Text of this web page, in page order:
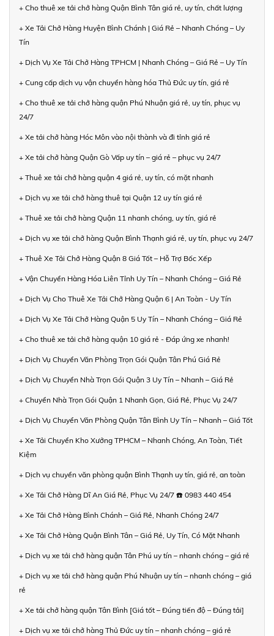
+ Cho thuê xe tải chở hàng Quận Bình Tân giá rẻ, uy tín, chất lượng
+ Xe Tải Chở Hàng Huyện Bình Chánh | Giá Rẻ – Nhanh Chóng – Uy
Tín
+ Dịch Vụ Xe Tải Chở Hàng TPHCM | Nhanh Chóng – Giá Rẻ – Uy Tín
+ Cung cấp dịch vụ vận chuyển hàng hóa Thủ Đức uy tín, giá rẻ
+ Cho thuê xe tải chở hàng quận Phú Nhuận giá rẻ, uy tín, phục vụ
24/7
+ Xe tải chở hàng Hóc Môn vào nội thành và đi tỉnh giá rẻ
+ Xe tải chở hàng Quận Gò Vấp uy tín – giá rẻ – phục vụ 24/7
+ Thuê xe tải chở hàng quận 4 giá rẻ, uy tín, có mặt nhanh
+ Dịch vụ xe tải chở hàng thuê tại Quận 12 uy tín giá rẻ
+ Thuê xe tải chở hàng Quận 11 nhanh chóng, uy tín, giá rẻ
+ Dịch vụ xe tải chở hàng Quận Bình Thạnh giá rẻ, uy tín, phục vụ 24/7
+ Thuê Xe Tải Chở Hàng Quận 8 Giá Tốt – Hỗ Trợ Bốc Xếp
+ Vận Chuyển Hàng Hóa Liên Tỉnh Uy Tín – Nhanh Chóng – Giá Rẻ
+ Dịch Vụ Cho Thuê Xe Tải Chở Hàng Quận 6 | An Toàn - Uy Tín
+ Dịch Vụ Xe Tải Chở Hàng Quận 5 Uy Tín – Nhanh Chóng – Giá Rẻ
+ Cho thuê xe tải chở hàng quận 10 giá rẻ - Đáp ứng xe nhanh!
+ Dịch Vụ Chuyển Văn Phòng Trọn Gói Quận Tân Phú Giá Rẻ
+ Dịch Vụ Chuyển Nhà Trọn Gói Quận 3 Uy Tín – Nhanh – Giá Rẻ
+ Chuyển Nhà Trọn Gói Quận 1 Nhanh Gọn, Giá Rẻ, Phục Vụ 24/7
+ Dịch Vụ Chuyển Văn Phòng Quận Tân Bình Uy Tín – Nhanh – Giá Tốt
+ Xe Tải Chuyển Kho Xưởng TPHCM – Nhanh Chóng, An Toàn, Tiết
Kiệm
+ Dịch vụ chuyển văn phòng quận Bình Thạnh uy tín, giá rẻ, an toàn
+ Xe Tải Chở Hàng Dĩ An Giá Rẻ, Phục Vụ 24/7 ☎️ 0983 440 454
+ Xe Tải Chở Hàng Bình Chánh – Giá Rẻ, Nhanh Chóng 24/7
+ Xe Tải Chở Hàng Quận Bình Tân – Giá Rẻ, Uy Tín, Có Mặt Nhanh
+ Dịch vụ xe tải chở hàng quận Tân Phú uy tín – nhanh chóng – giá rẻ
+ Dịch vụ xe tải chở hàng quận Phú Nhuận uy tín – nhanh chóng – giá
rẻ
+ Xe tải chở hàng quận Tân Bình [Giá tốt – Đúng tiến độ – Đúng tải]
+ Dịch vụ xe tải chở hàng Thủ Đức uy tín – nhanh chóng – giá rẻ